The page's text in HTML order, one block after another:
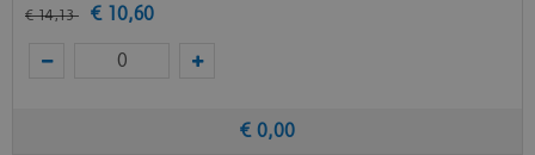
€ 14,13 € 10,60
€ 0,00